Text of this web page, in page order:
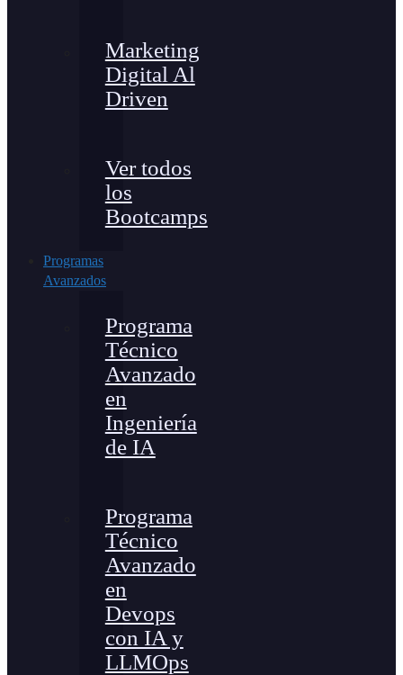
Marketing
Digital Al
Driven
Ver todos
los
Bootcamps
Programas
Avanzados
Programa
Técnico
Avanzado
en
Ingeniería
de IA
Programa
Técnico
Avanzado
en
Devops
con IA y
LLMOps